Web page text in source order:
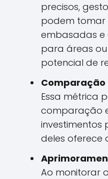
precisos,
podem tomar
embasadas e
para áreas
potencial de
Comparação
Essa métrica
comparação
investimentos
deles oferece
Ao monitorar